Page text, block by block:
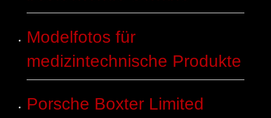
Modelfotos für
medizintechnische Produkte
Porsche Boxter Limited